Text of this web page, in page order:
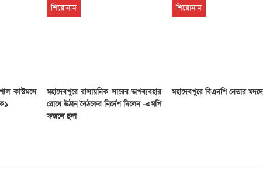
কাস্টমসে
শিরোনাম
মহাদেবপুরে রাসায়নিক সারের অপব্যবহার
রোধে উঠান বৈঠকের নির্দেশ দিলেন -এমপি
ফজলে হুদা
শিরোনাম
মহাদেবপুরে বিএনপি নেতার